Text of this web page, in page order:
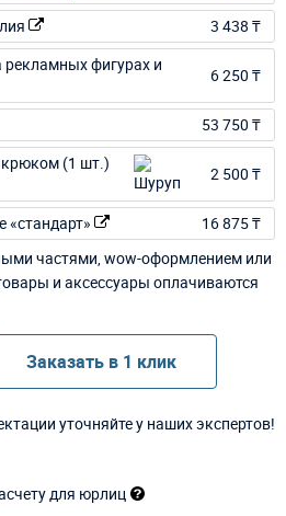
3 438 ₸
фигурах и
6 250 ₸
53 750 ₸
(1 шт.)
2 500 ₸
«стандарт»
16 875 ₸
частями, wow-оформлением или
и аксессуары оплачиваются
Заказать в 1 клик
уточняйте у наших экспертов!
для юрлиц